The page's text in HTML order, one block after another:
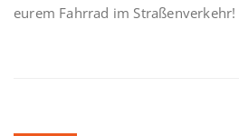
eurem Fahrrad im Straßenverkehr!